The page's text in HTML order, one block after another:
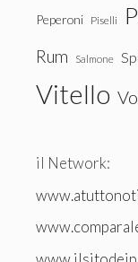
Peperoni Piselli
Rum Salmone
Vitello
il Network: